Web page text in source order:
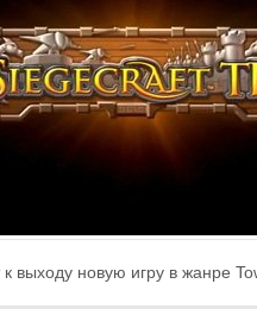
к выходу новую игру в жанре